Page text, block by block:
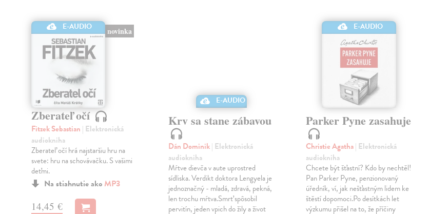
E-AUDIO novinka
Zberateľ očí
Fitzek Sebastian | Elektronická
audiokniha
Zberateľ očí hrá najstaršiu hru na
svete: hru na schovávačku. S vašimi
deťmi.
Na stiahnutie ako MP3
14,45 €
Krv sa stane zábavou
Dán Dominik| Elektronická
audiokniha
Mŕtve dievča v aute uprostred
sídliska. Verdikt doktora Lengyela je
jednoznačný - mladá, zdravá, pekná,
len trochu mŕtva.Smrť spôsobil
pervitín, jeden vpich do žily a život
E-AUDIO
Parker Pyne zasahuje
Christie Agatha| Elektronická
audiokniha
Chcete být šťastní? Kdo by nechtěl!
Pan Parker Pyne, penzionovaný
úředník, ví, jak nešťastným lidem ke
štěstí dopomoci.Po desítkách let
výzkumu přišel na to, že příčiny